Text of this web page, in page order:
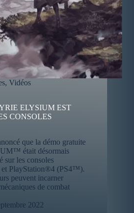
, Vidéos
ELYSIUM EST
CONSOLES
que la démo gratuite
était désormais
sur les consoles
PlayStation®4 (PS4™).
peuvent incarner
de combat
2022